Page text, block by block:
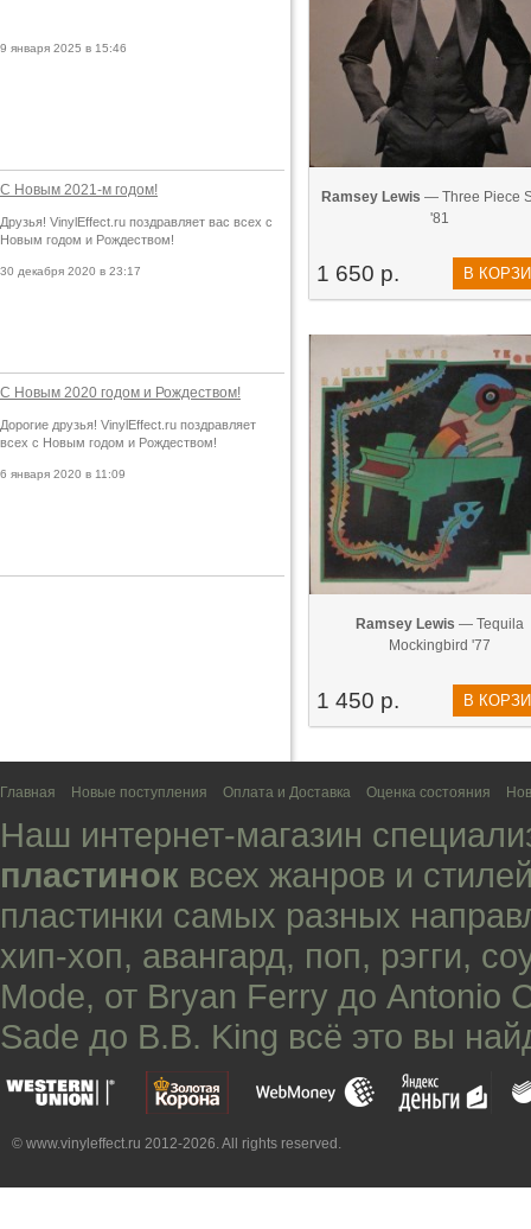
9 января 2025 в 15:46
С Новым 2021-м годом!
Друзья! VinylEffect.ru поздравляет вас всех с
Новым годом и Рождеством!
30 декабря 2020 в 23:17
С Новым 2020 годом и Рождеством!
Дорогие друзья! VinylEffect.ru поздравляет
всех с Новым годом и Рождеством!
6 января 2020 в 11:09
Ramsey Lewis — Three Piece
'81
1 650 р. В
Ramsey Lewis — Tequila
Mockingbird '77
1 450 р. В
Главная Новые поступления Оплата и Доставка Оценка состояния
Наш интернет-магазин
пластинок всех жанров и
пластинки самых разных
хип-хоп, авангард, поп, рэгги,
Mode, от Bryan Ferry до Antonio
Sade до B.B. King всё это вы
© www.vinyleffect.ru 2012-2026. All rights reserved.